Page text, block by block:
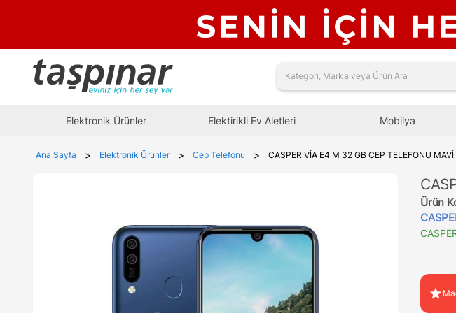
Elektronik Ürünler Elektirikli Ev Aletleri Mobilya
Ana Sayfa > Elektronik Ürünler > Cep Telefonu > CASPER VİA E4 M 32 GB CEP TELEFONU MAVİ
Ürün
star